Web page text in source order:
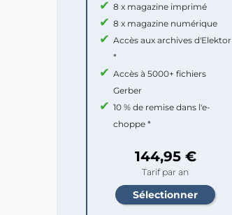
8 x magazine imprimé
8 x magazine numérique
Accès aux archives d'Elektor
*
Accès à 5000+ fichiers
Gerber
10 % de remise dans l'e-
choppe *
144,95 €
Tarif par an